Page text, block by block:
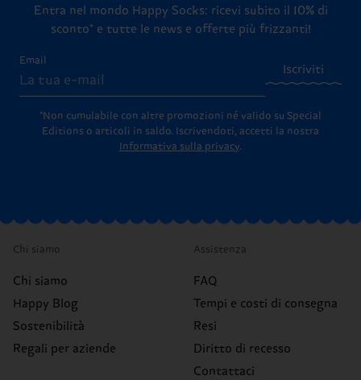
Entra nel mondo Happy Socks: ricevi subito il 10% di
sconto* e tutte le news e offerte più frizzanti!
Email
Iscriviti
*Non cumulabile con altre promozioni né valido su Special
Editions o articoli in saldo.
Iscrivendoti, accetti la nostra
Informativa sulla privacy.
Chi siamo
Chi siamo
Happy Blog
Sostenibilità
Regali per aziende
Assistenza
FAQ
Tempi e costi di consegna
Resi
Diritto di recesso
Contattaci